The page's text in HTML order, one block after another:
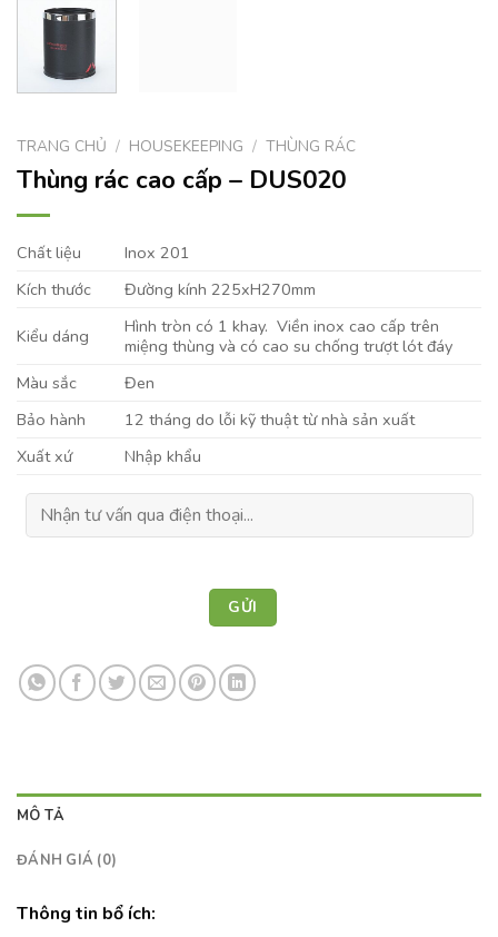
TRANG CHỦ / HOUSEKEEPING / THÙNG RÁC
Thùng rác cao cấp – DUS020
Chất liệu
Inox 201
Kích thước
Đường kính 225xH270mm
Kiểu dáng
Hình tròn có 1 khay. Viền inox cao cấp trên
miệng thùng và có cao su chống trượt lót đáy
Màu sắc
Đen
Bảo hành
12 tháng do lỗi kỹ thuật từ nhà sản xuất
Xuất xứ
Nhập khẩu
MÔ TẢ
ĐÁNH GIÁ (0)
Thông tin bổ ích: